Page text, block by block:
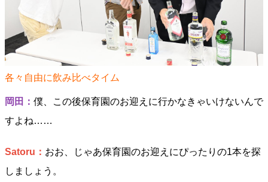
各々自由に飲み比べタイム
岡田： 僕、この後保育園のお迎えに行かなきゃいけないんで
すよね……
Satoru： おお、じゃあ保育園のお迎えにぴったりの1本を探
しましょう。